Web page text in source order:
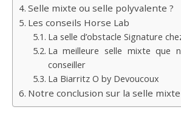
Selle mixte ou selle polyvalente ?
Les conseils Horse Lab
La selle d’obstacle Signature
La meilleure selle mixte que
conseiller
La Biarritz O by Devoucoux
Notre conclusion sur la selle mixte